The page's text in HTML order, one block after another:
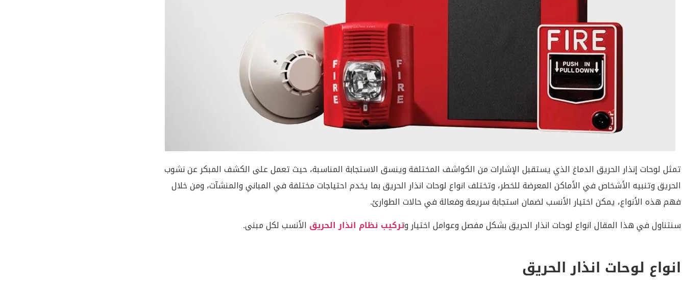
تمثل لوحات إنذار الحريق الدماغ الذي يستقبل الإشارات من الكواشف المختلفة وينسق الاستجابة المناسبة، حيث تعمل على الكشف المبكر عن نشوب
الحريق وتنبيه الأشخاص في الأماكن المعرضة للخطر، وتختلف انواع لوحات انذار الحريق بما يخدم احتياجات مختلفة في المباني والمنشآت، ومن خلال
فهم هذه الأنواع، يمكن اختيار الأنسب لضمان استجابة سريعة وفعالة في حالات الطوارئ.
سنتناول في هذا المقال انواع لوحات انذار الحريق بشكل مفصل وعوامل اختيار وتركيب نظام انذار الحريق الأنسب لكل مبنى.
انواع لوحات انذار الحريق